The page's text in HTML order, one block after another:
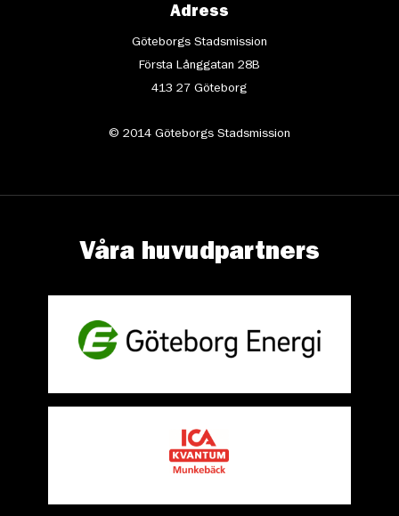
Adress
Göteborgs Stadsmission
Första Långgatan 28B
413 27 Göteborg
© 2014 Göteborgs Stadsmission
Våra huvudpartners